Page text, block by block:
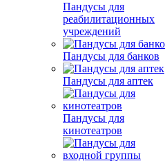
Пандусы для
реабилитационных
учреждений
Пандусы для банков
Пандусы для аптек
Пандусы для
кинотеатров